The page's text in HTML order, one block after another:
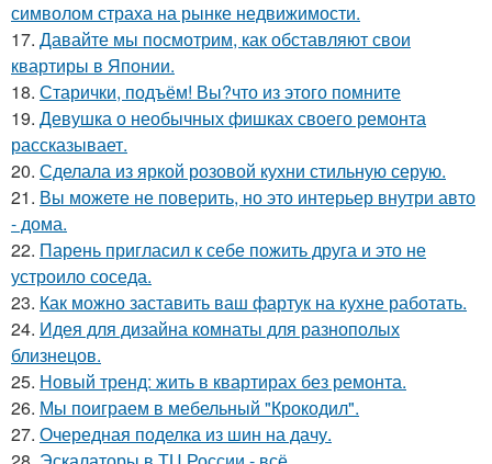
символом страха на рынке недвижимости.
17. Давайте мы посмотрим, как обставляют свои
квартиры в Японии.
18. Старички, подъём! Вы?что из этого помните
19. Девушка о необычных фишках своего ремонта
рассказывает.
20. Сделала из яркой розовой кухни стильную серую.
21. Вы можете не поверить, но это интерьер внутри авто
- дома.
22. Парень пригласил к себе пожить друга и это не
устроило соседа.
23. Как можно заставить ваш фартук на кухне работать.
24. Идея для дизайна комнаты для разнополых
близнецов.
25. Новый тренд: жить в квартирах без ремонта.
26. Мы поиграем в мебельный "Крокодил".
27. Очередная поделка из шин на дачу.